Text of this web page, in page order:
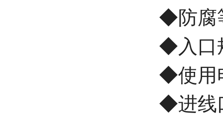
◆防腐
◆入口
◆使用
◆进线